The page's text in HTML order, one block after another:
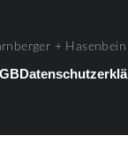
+